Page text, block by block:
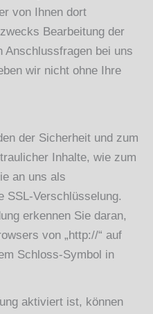
von Ihnen dort
Bearbeitung der
Anschlussfragen bei uns
wir nicht ohne Ihre
der Sicherheit und zum
Inhalte, wie zum
an uns als
SSL-Verschlüsselung.
erkennen Sie daran,
von „http://“ auf
Schloss-Symbol in
aktiviert ist, können